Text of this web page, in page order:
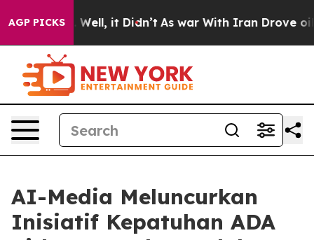
AGP PICKS
40%. Well, it Didn’t As war With Iran Drove oil
AI-Media Meluncurkan
Inisiatif Kepatuhan ADA